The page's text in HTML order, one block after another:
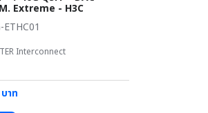
Extreme - H3C
Interconnect
าท